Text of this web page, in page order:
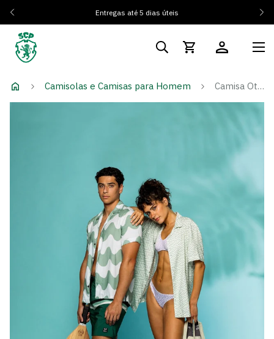
Entregas até 5 dias úteis
Camisolas e Camisas para Homem Camisa Otherwise Riscas